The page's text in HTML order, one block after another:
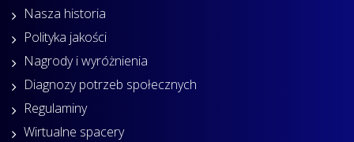
Nasza historia
Polityka jakości
Nagrody i wyróżnienia
Diagnozy potrzeb społecznych
Regulaminy
Wirtualne spacery